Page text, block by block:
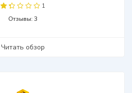
1
Отзывы: 3
Читать обзор